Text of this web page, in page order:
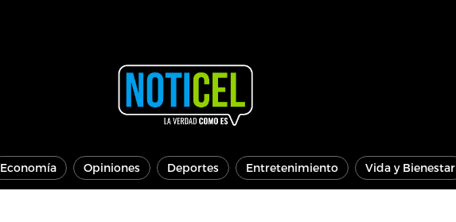
Economía Opiniones Deportes Entretenimiento Vida y Bienestar